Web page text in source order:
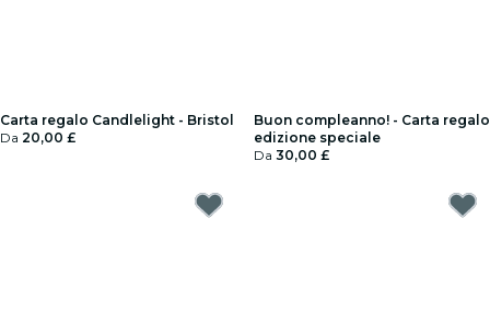
Carta regalo Candlelight - Bristol
Da 20,00 £
Buon compleanno! - Carta regalo
edizione speciale
Da 30,00 £